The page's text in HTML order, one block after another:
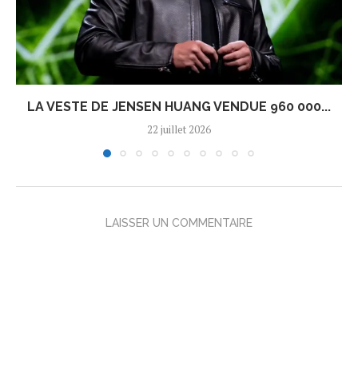
LA VESTE DE JENSEN HUANG VENDUE 960 000...
22 juillet 2026
LAISSER UN COMMENTAIRE